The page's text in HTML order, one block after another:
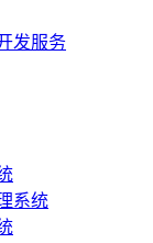
发服务
系统